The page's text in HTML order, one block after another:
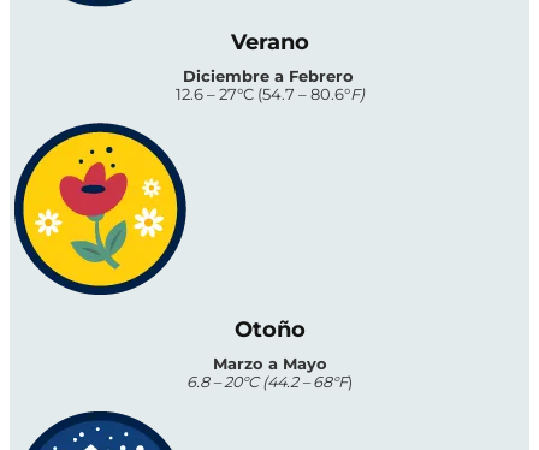
Verano
Diciembre a Febrero
12.6 – 27°C (54.7 – 80.6°F)
Otoño
Marzo a Mayo
6.8 – 20°C (44.2 – 68°F)